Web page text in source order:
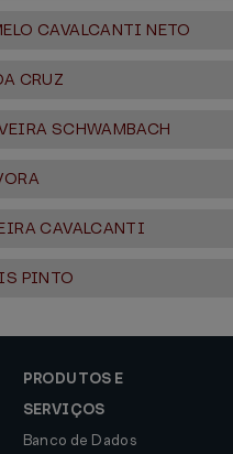
CAVALCANTI NETO
CRUZ
SCHWAMBACH
CAVALCANTI
PINTO
PRODUTOS E
SERVIÇOS
Banco de Dados